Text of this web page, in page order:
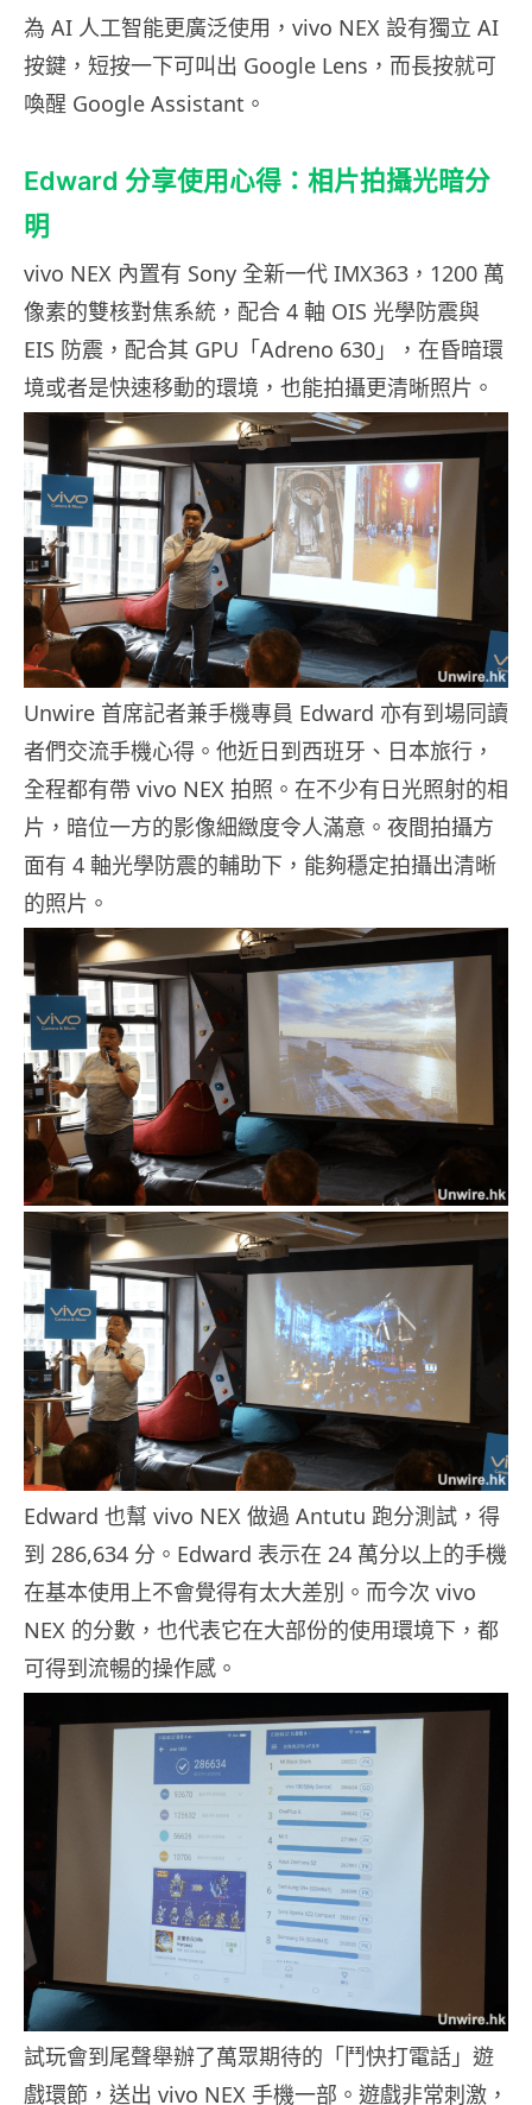
為 AI 人工智能更廣泛使用，vivo NEX 設有獨立 AI
按鍵，短按一下可叫出 Google Lens，而長按就可
喚醒 Google Assistant。
Edward 分享使用心得：相片拍攝光暗分
明
vivo NEX 內置有 Sony 全新一代 IMX363，1200 萬
像素的雙核對焦系統，配合 4 軸 OIS 光學防震與
EIS 防震，配合其 GPU「Adreno 630」，在昏暗環
境或者是快速移動的環境，也能拍攝更清晰照片。
Unwire 首席記者兼手機專員 Edward 亦有到場同讀
者們交流手機心得。他近日到西班牙、日本旅行，
全程都有帶 vivo NEX 拍照。在不少有日光照射的相
片，暗位一方的影像細緻度令人滿意。夜間拍攝方
面有 4 軸光學防震的輔助下，能夠穩定拍攝出清晰
的照片。
Edward 也幫 vivo NEX 做過 Antutu 跑分測試，得
到 286,634 分。Edward 表示在 24 萬分以上的手機
在基本使用上不會覺得有太大差別。而今次 vivo
NEX 的分數，也代表它在大部份的使用環境下，都
可得到流暢的操作感。
試玩會到尾聲舉辦了萬眾期待的「鬥快打電話」遊
戲環節，送出 vivo NEX 手機一部。遊戲非常刺激，